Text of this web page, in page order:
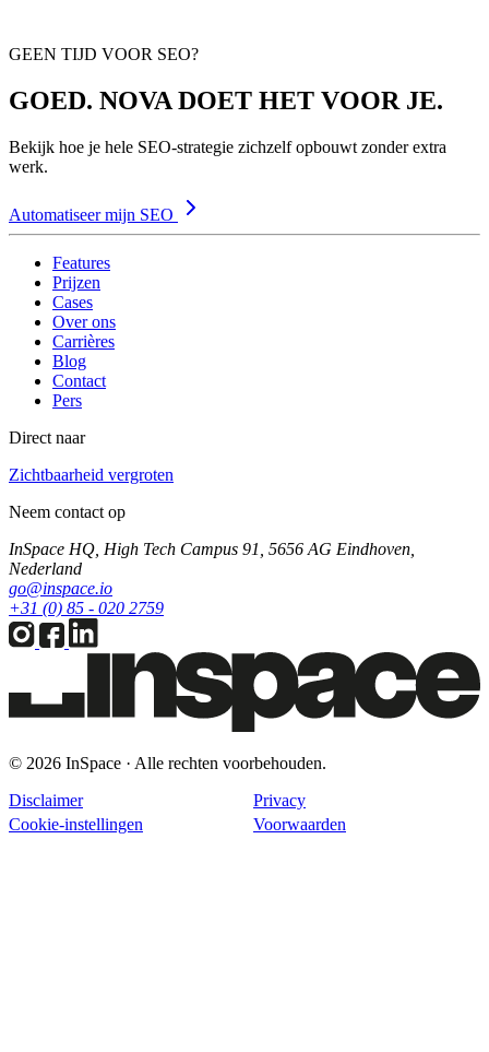
GEEN TIJD VOOR SEO?
GOED. NOVA DOET HET VOOR JE.
Bekijk hoe je hele SEO-strategie zichzelf opbouwt zonder extra
werk.
Automatiseer mijn SEO
Features
Prijzen
Cases
Over ons
Carrières
Blog
Contact
Pers
Direct naar
Zichtbaarheid vergroten
Neem contact op
InSpace HQ, High Tech Campus 91, 5656 AG Eindhoven,
Nederland
go@inspace.io
+31 (0) 85 - 020 2759
© 2026 InSpace · Alle rechten voorbehouden.
Disclaimer
Privacy
Cookie-instellingen
Voorwaarden